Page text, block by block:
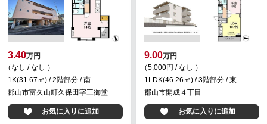
3.40万円
（なし / なし ）
1K(31.67㎡) / 2階部分 / 南
郡山市富久山町久保田字三御堂
お気に入りに追加
9.00万円
（5,000円 / なし ）
1LDK(46.26㎡) / 3階部分 / 東
郡山市開成４丁目
お気に入りに追加